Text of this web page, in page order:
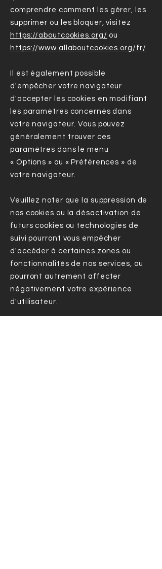
comprendre comment les gérer, les
supprimer ou les bloquer, visitez
https://aboutcookies.org/ ou
https://www.allaboutcookies.org/fr/.
Il est également possible
d'empêcher votre navigateur
d'accepter les cookies en modifiant
les paramètres concernés dans
votre navigateur. Vous pouvez
généralement trouver ces
paramètres dans le menu
« Options » ou « Préférences » de
votre navigateur.
Veuillez noter que la suppression de
nos cookies ou la désactivation de
futurs cookies ou technologies de
suivi pourront vous empêcher
d'accéder à certaines zones ou
fonctionnalités de nos services, ou
pourront autrement affecter
négativement votre expérience
d'utilisateur.